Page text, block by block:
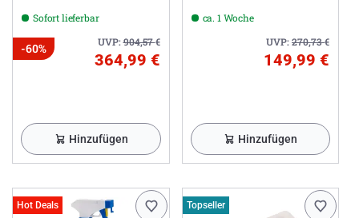
rundSofort lieferbar
UVP:904,57€
-60%
364,99 €
Hinzufügen
ca. 1 Woche
UVP:270,73€
149,99 €
Hinzufügen
Hot Deals
Topseller